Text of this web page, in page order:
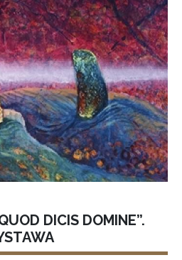
DICIS DOMINE”.